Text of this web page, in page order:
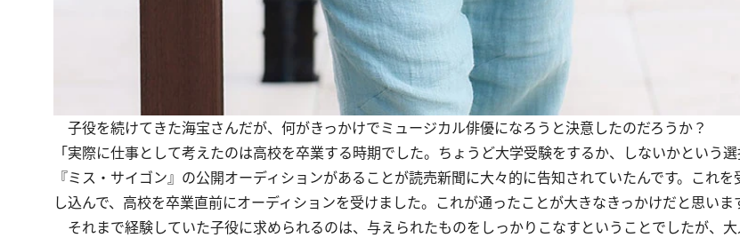
子役を続けてきた海宝さんだが、何がきっかけでミュージカル俳優になろうと決意したのだろうか？
「実際に仕事として考えたのは高校を卒業する時期でした。ちょうど大学受験をするか、しないかという選
『ミス・サイゴン』の公開オーディションがあることが読売新聞に大々的に告知されていたんです。これ
し込んで、高校を卒業直前にオーディションを受けました。これが通ったことが大きなきっかけだと思いま
それまで経験していた子役に求められるのは、与えられたものをしっかりこなすということでしたが、